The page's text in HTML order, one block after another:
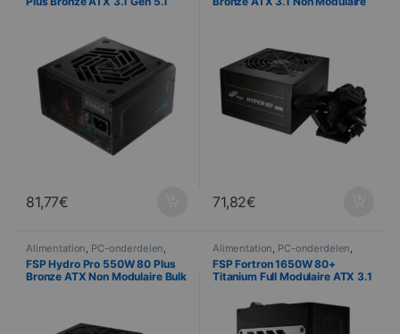
81,77€ 71,82€
Alimentation PC-onderdelen
Informatica
FSP Hydro Pro 550W 80 Plus
Bronze ATX Non Modulaire Bulk
Alimentation PC-onderdelen
Informatica
FSP Fortron 1650W 80+
Titanium Full Modulaire ATX 3.1